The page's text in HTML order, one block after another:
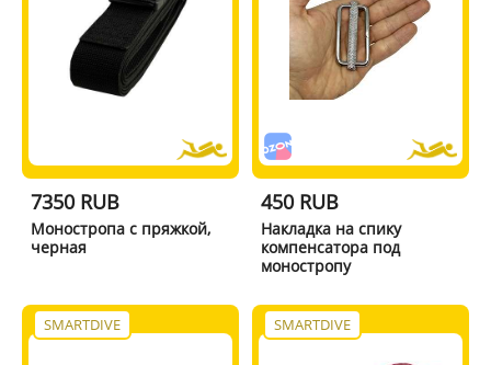
7350 RUB
Моностропа с пряжкой,
черная
450 RUB
Накладка на спику
компенсатора под
моностропу
SMARTDIVE SMARTDIVE